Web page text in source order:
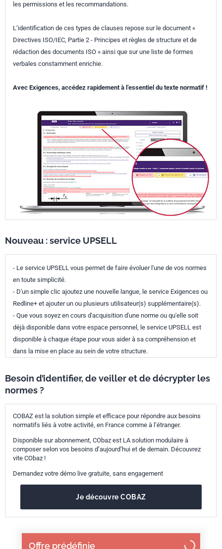
Offre prédéfinie
les permissions et les recommandations.
L’identification de ces types de clauses repose sur le document «
Directives ISO/IEC, Partie 2 - Principes et règles de structure et de
rédaction des documents ISO » ainsi que sur une liste de formes
verbales constamment enrichie.
Avec Exigences, accédez rapidement à l’essentiel du texte normatif !
Nouveau : service UPSELL
- Le service UPSELL vous permet de faire évoluer l'une de vos normes
en toute simplicité.
- D'un simple clic ajoutez une nouvelle langue, le service Exigences ou
Redline+ et ajouter un ou plusieurs utilisateur(s) supplémentaire(s).
- Que vous soyez en cours d'acquisition d'une norme ou qu'elle soit
déjà disponible dans votre espace personnel, le service UPSELL est
disponible à chaque étape pour vous aider à sa compréhension et
dans la mise en place au sein de votre structure.
Besoin d’identifier, de veiller et de décrypter les
normes ?
COBAZ est la solution simple et efficace pour répondre aux besoins
normatifs liés à votre activité, en France comme à l’étranger.
Disponible sur abonnement, CObaz est LA solution modulaire à
composer selon vos besoins d’aujourd’hui et de demain. Découvrez
vite CObaz !
Demandez votre démo live gratuite, sans engagement
Je découvre COBAZ